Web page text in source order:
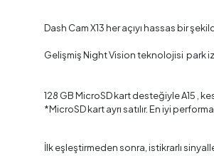
Dash Cam X13 her açıyı hassas bir
Gelişmiş Night Vision teknolojisi park
128 GB MicroSD kart desteğiyle A15 ,
*MicroSD kart ayrı satılır. En iyi
İlk eşleştirmeden sonra, istikrarlı